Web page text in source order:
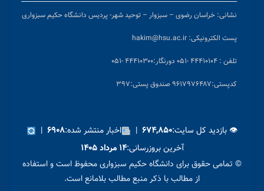
نشانی: خراسان رضوی – سبزوار – توحید شهر- پردیس دانشگاه حکیم سبزواری
پست الکترونیکی: hakim@hsu.ac.ir
تلفن : ۴۴۴۱۰۱۰۴ -۰۵۱ دورنگار:۴۴۴۱۰۳۰۰ -۰۵۱
کدپستی:۹۶۱۷۹۷۶۴۸۷ صندوق پستی:۳۹۷
👁 بازدید کل سایت:۶۷۴,۸۵۰ | اخبار منتشر شده:۶۹۰۸ |
آخرین بروزرسانی:۱۴ مرداد ۱۴۰۵
© تمامی حقوق برای دانشگاه حکیم سبزواری محفوظ است و استفاده
از مطالب با ذکر منبع مطالب بلامانع است.